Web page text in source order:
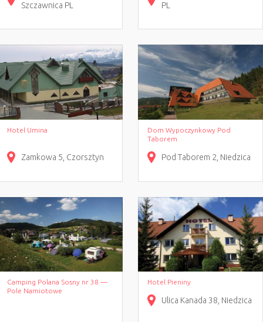
Szczawnica PL
PL
Hotel Umina
Zamkowa 5 Czorsztyn
Dom Wypoczynkowy Pod
Taborem
Pod Taborem 2 Niedzica
Camping Polana Sosny nr 38 —
Pole Namiotowe
Hotel Pieniny
Ulica Kanada 38 Niedzica